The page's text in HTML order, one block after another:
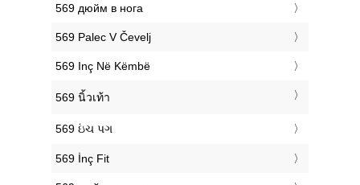
‎569 дюйм в нога
‎569 Palec V Čevelj
‎569 Inç Në Këmbë
‎569 นิ้วเท้า
‎569 ઇંચ પગ
‎569 İnç Fit